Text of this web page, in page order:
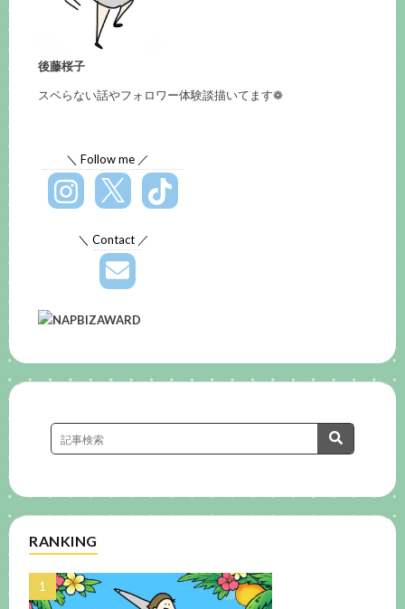
後藤桜子
スベらない話やフォロワー体験談描いてます❁
＼ Follow me ／
＼ Contact ／
RANKING